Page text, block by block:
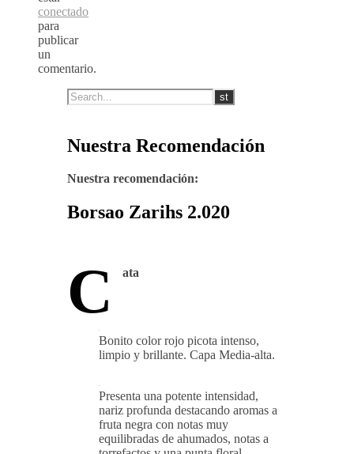
conectado
para
publicar
un
comentario.
Nuestra Recomendación
Nuestra recomendación:
Borsao Zarihs 2.020
C ata
Bonito color rojo picota intenso,
limpio y brillante. Capa Media-alta.
Presenta una potente intensidad,
nariz profunda destacando aromas a